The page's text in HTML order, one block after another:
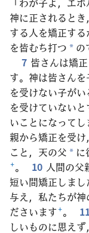
神に正されると
する人を矯正す
を皆むち打つ * の
7 皆さんは矯正
す。神は皆さん
を受けない子が
を受けていない
いことになってし
親から矯正を受
こと，天の父 *
+。 10 人間の父
短い間矯正しま
与え，私たちが
ださいます+。
しいものに思え